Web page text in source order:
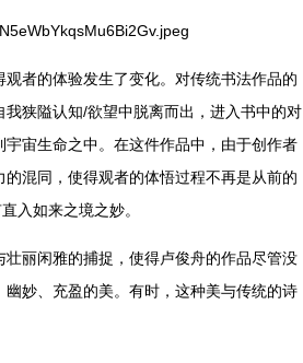
观者的体验发生了变化。对传统书法作品的
狭隘认知/欲望中脱离而出，进入书中的对
宙生命之中。在这件作品中，由于创作者
混同，使得观者的体悟过程不再是从前的
入如来之境之妙。
壮丽闲雅的捕捉，使得卢俊舟的作品尽管没
妙、充盈的美。有时，这种美与传统的诗